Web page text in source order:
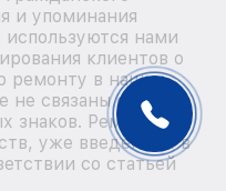
и упоминания
нами
клиентов о
ремонту в наших
не связаны с
знаков. Ремонт
уже введенных в
со статьей